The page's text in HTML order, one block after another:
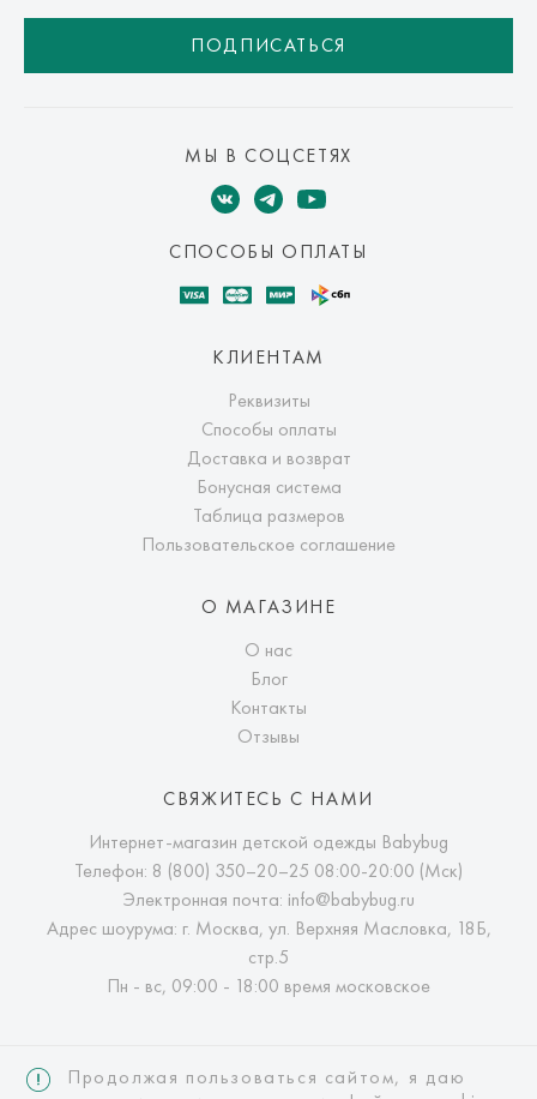
ПОДПИСАТЬСЯ
МЫ В СОЦСЕТЯХ
СПОСОБЫ ОПЛАТЫ
КЛИЕНТАМ
Реквизиты
Способы оплаты
Доставка и возврат
Бонусная система
Таблица размеров
Пользовательское соглашение
О МАГАЗИНЕ
О нас
Блог
Контакты
Отзывы
СВЯЖИТЕСЬ С НАМИ
Интернет-магазин детской одежды Babybug
Телефон: 8 (800) 350–20–25 08:00-20:00 (Мск)
Электронная почта: info@babybug.ru
Адрес шоурума: г. Москва, ул. Верхняя Масловка, 18Б,
стр.5
Пн - вс, 09:00 - 18:00 время московское
Продолжая пользоваться сайтом, я даю